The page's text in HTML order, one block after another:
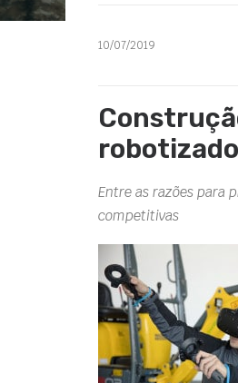
10/07/2019
Entre as razões para
competitivas